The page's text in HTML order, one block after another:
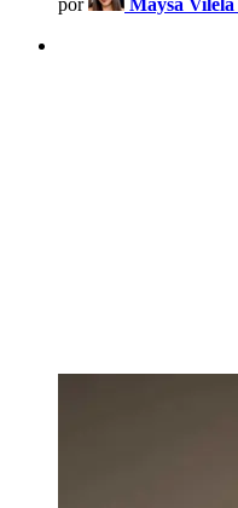
por Maysa Vilela